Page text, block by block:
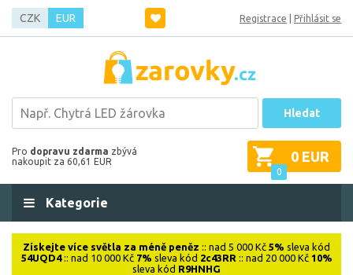
CZK EUR Registrace Přihlásit se
Hledat
Pro dopravu zdarma zbývá
nakoupit za 60,61 EUR
0
0 EUR
Kategorie
Získejte více světla za méně peněz :: nad 5 000 Kč 5% sleva kód
54UQD4:: nad 10 000 Kč 7% sleva kód 2c43RR :: nad 20 000 Kč 10%
sleva kód R9HNHG